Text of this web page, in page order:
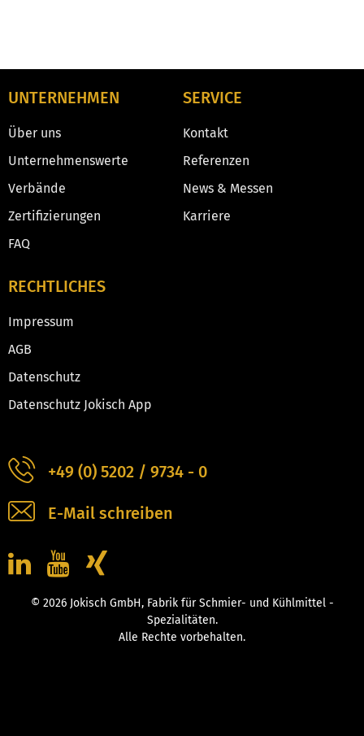
UNTERNEHMEN
Über uns
Unternehmenswerte
Verbände
Zertifizierungen
FAQ
SERVICE
Kontakt
Referenzen
News & Messen
Karriere
RECHTLICHES
Impressum
AGB
Datenschutz
Datenschutz Jokisch App
+49 (0) 5202 / 9734 - 0
E-Mail schreiben
© 2026 Jokisch GmbH, Fabrik für Schmier- und Kühlmittel -
Spezialitäten.
Alle Rechte vorbehalten.